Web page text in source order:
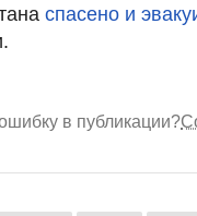
спасено и
в публикации?